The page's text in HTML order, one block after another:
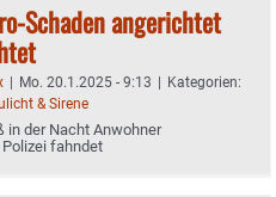
Schaden angerichtet
| Mo. 20.1.2025 - 9:13 | Kategorien:
& Sirene
in der Nacht Anwohner
fahndet